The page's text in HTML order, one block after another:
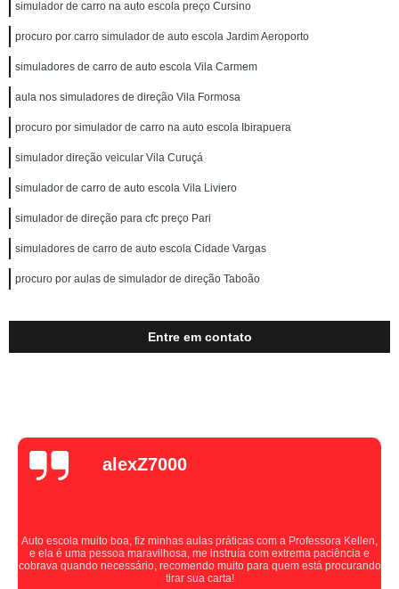
simulador de carro na auto escola preço Cursino
procuro por carro simulador de auto escola Jardim Aeroporto
simuladores de carro de auto escola Vila Carmem
aula nos simuladores de direção Vila Formosa
procuro por simulador de carro na auto escola Ibirapuera
simulador direção veicular Vila Curuçá
simulador de carro de auto escola Vila Liviero
simulador de direção para cfc preço Pari
simuladores de carro de auto escola Cidade Vargas
procuro por aulas de simulador de direção Taboão
Entre em contato
alexZ7000
Auto escola muito boa, fiz minhas aulas práticas com a Professora Kellen,
e ela é uma pessoa maravilhosa, me instruía com extrema paciência e
cobrava quando necessário, recomendo muito para quem está procurando
tirar sua carta!